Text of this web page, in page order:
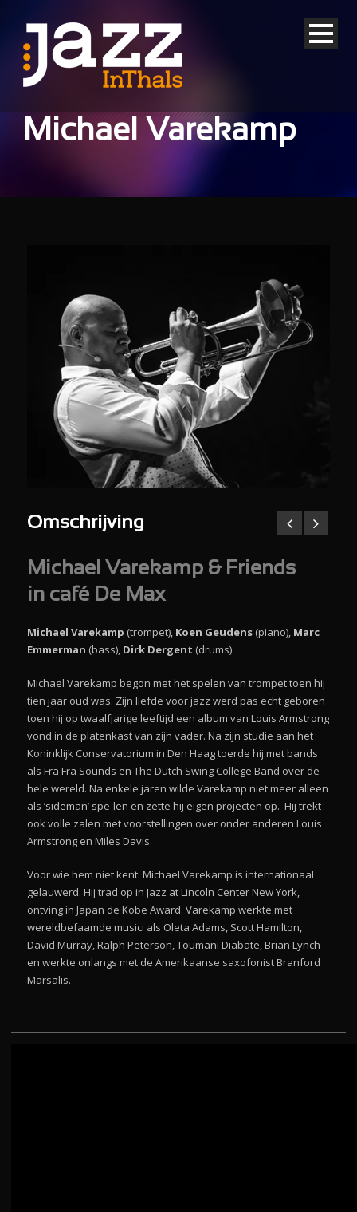
Michael Varekamp
Omschrijving
Michael Varekamp & Friends
in café De Max
Michael Varekamp (trompet), Koen Geudens (piano), Marc
Emmerman (bass), Dirk Dergent (drums)
Michael Varekamp begon met het spelen van trompet toen hij
tien jaar oud was. Zijn liefde voor jazz werd pas echt geboren
toen hij op twaalfjarige leeftijd een album van Louis Armstrong
vond in de platenkast van zijn vader. Na zijn studie aan het
Koninklijk Conservatorium in Den Haag toerde hij met bands
als Fra Fra Sounds en The Dutch Swing College Band over de
hele wereld. Na enkele jaren wilde Varekamp niet meer alleen
als ‘sideman’ spe-len en zette hij eigen projecten op. Hij trekt
ook volle zalen met voorstellingen over onder anderen Louis
Armstrong en Miles Davis.
Voor wie hem niet kent: Michael Varekamp is internationaal
gelauwerd. Hij trad op in Jazz at Lincoln Center New York,
ontving in Japan de Kobe Award. Varekamp werkte met
wereldbefaamde musici als Oleta Adams, Scott Hamilton,
David Murray, Ralph Peterson, Toumani Diabate, Brian Lynch
en werkte onlangs met de Amerikaanse saxofonist Branford
Marsalis.